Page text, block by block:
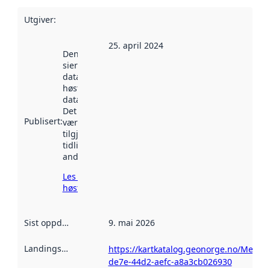
Utgiver:
Publisert:
Denne datoen
sier når
datasettet ble
høstet av
data.norge.no.
Det kan ha
vært
tilgjengelig
tidligere
andre steder.
Les mer om
høsting her
25. april 2024
Sist oppdatert 9. mai 2026
Landingsside
https://kartkatalog.geonorge.no/
de7e-44d2-aefc-a8a3cb026930